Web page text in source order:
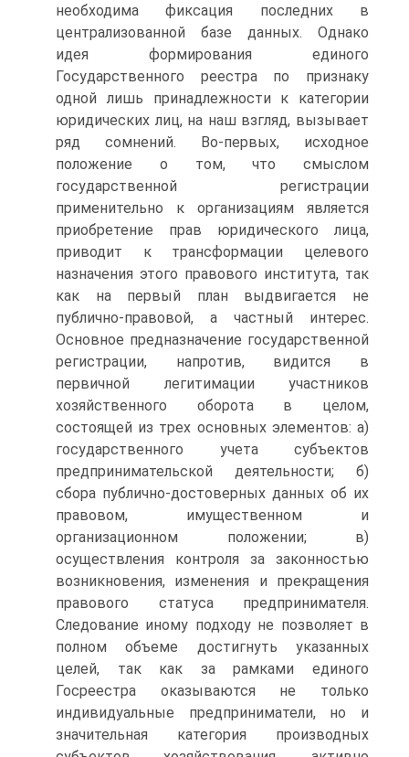
необходима фиксация последних в
централизованной базе данных. Однако
идея формирования единого
Государственного реестра по признаку
одной лишь принадлежности к категории
юридических лиц, на наш взгляд, вызывает
ряд сомнений. Во-первых, исходное
положение о том, что смыслом
государственной регистрации
применительно к организациям является
приобретение прав юридического лица,
приводит к трансформации целевого
назначения этого правового института, так
как на первый план выдвигается не
публично-правовой, а частный интерес.
Основное предназначение государственной
регистрации, напротив, видится в
первичной легитимации участников
хозяйственного оборота в целом,
состоящей из трех основных элементов: а)
государственного учета субъектов
предпринимательской деятельности; б)
сбора публично-достоверных данных об их
правовом, имущественном и
организационном положении; в)
осуществления контроля за законностью
возникновения, изменения и прекращения
правового статуса предпринимателя.
Следование иному подходу не позволяет в
полном объеме достигнуть указанных
целей, так как за рамками единого
Госреестра оказываются не только
индивидуальные предприниматели, но и
значительная категория производных